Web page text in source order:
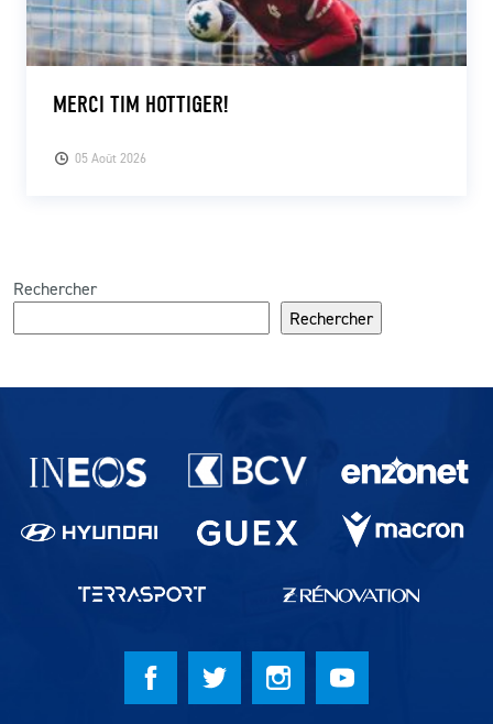
05 Août 2026
MERCI TIM HOTTIGER!
Rechercher
Rechercher
Partenaires du lausanne-Sport